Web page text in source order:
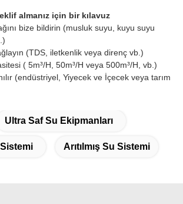
almanız için bir kılavuz
bize bildirin (musluk suyu, kuyu suyu
(TDS, iletkenlik veya direnç vb.)
( 5m³/H, 50m³/H veya 500m³/H, vb.)
(endüstriyel, Yiyecek ve İçecek veya tarım
Ultra Saf Su Ekipmanları
Arıtılmış Su Sistemi